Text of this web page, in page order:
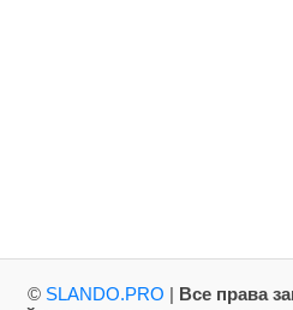
© SLANDO.PRO | Все права